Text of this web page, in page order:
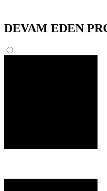
DEVAM EDEN